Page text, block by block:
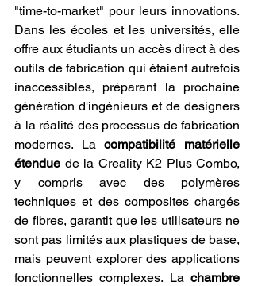
"time-to-market" pour leurs innovations.
Dans les écoles et les universités, elle
offre aux étudiants un accès direct à des
outils de fabrication qui étaient autrefois
inaccessibles, préparant la prochaine
génération d'ingénieurs et de designers
à la réalité des processus de fabrication
modernes. La compatibilité matérielle
étendue de la Creality K2 Plus Combo,
y compris avec des polymères
techniques et des composites chargés
de fibres, garantit que les utilisateurs ne
sont pas limités aux plastiques de base,
mais peuvent explorer des applications
fonctionnelles complexes. La chambre